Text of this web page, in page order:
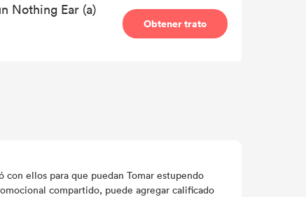
Nothing Ear (a)
Obtener trato
ellos para que puedan Tomar estupendo
compartido, puede agregar calificado